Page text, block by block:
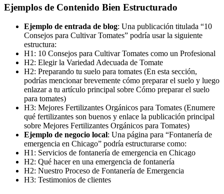
Ejemplos de Contenido Bien Estructurado
Ejemplo de entrada de blog: Una publicación titulada “10
Consejos para Cultivar Tomates” podría usar la siguiente
estructura:
H1: 10 Consejos para Cultivar Tomates como un Profesional
H2: Elegir la Variedad Adecuada de Tomate
H2: Preparando tu suelo para tomates (En esta sección,
podrías mencionar brevemente cómo preparar el suelo y luego
enlazar a tu artículo principal sobre Cómo preparar el suelo
para tomates)
H3: Mejores Fertilizantes Orgánicos para Tomates (Enumere
qué fertilizantes son buenos y enlace la publicación principal
sobre Mejores Fertilizantes Orgánicos para Tomates)
Ejemplo de negocio local: Una página para “Fontanería de
emergencia en Chicago” podría estructurarse como:
H1: Servicios de fontanería de emergencia en Chicago
H2: Qué hacer en una emergencia de fontanería
H2: Nuestro Proceso de Fontanería de Emergencia
H3: Testimonios de clientes